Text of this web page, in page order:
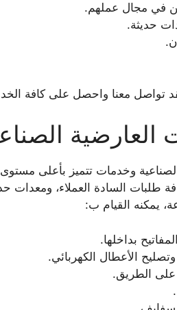
في مجال عملهم.
حديثة.
تواصل معنا واحصل على كافة
العارضية
وخدمات تتميز بأعلى
طلبات السادة العملاء، ومعدات
بداخلها.
الأعطال الكهربائي.
على الطريق.